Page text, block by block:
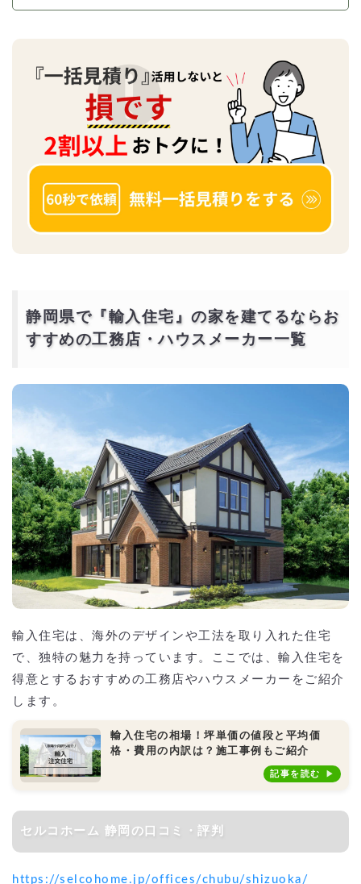
静岡県で『輸入住宅』の家を建てるならお
すすめの工務店・ハウスメーカー一覧
輸入住宅は、海外のデザインや工法を取り入れた住宅
で、独特の魅力を持っています。ここでは、輸入住宅を
得意とするおすすめの工務店やハウスメーカーをご紹介
します。
輸入住宅の相場！坪単価の値段と平均価
格・費用の内訳は？施工事例もご紹介
記事を読む
セルコホーム 静岡の口コミ・評判
https://selcohome.jp/offices/chubu/shizuoka/